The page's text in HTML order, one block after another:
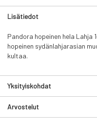
Lisätiedot
Pandora hopeinen hela Lahja
hopeinen sydänlahjarasian
kultaa.
Yksityiskohdat
Arvostelut